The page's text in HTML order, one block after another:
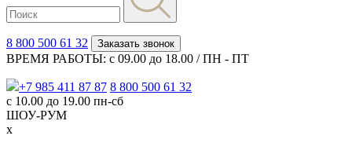
8 800 500 61 32 Заказать звонок
ВРЕМЯ РАБОТЫ: с 09.00 до 18.00 / ПН - ПТ
+7 985 411 87 87 8 800 500 61 32
с 10.00 до 19.00 пн-сб
ШОУ-РУМ
x